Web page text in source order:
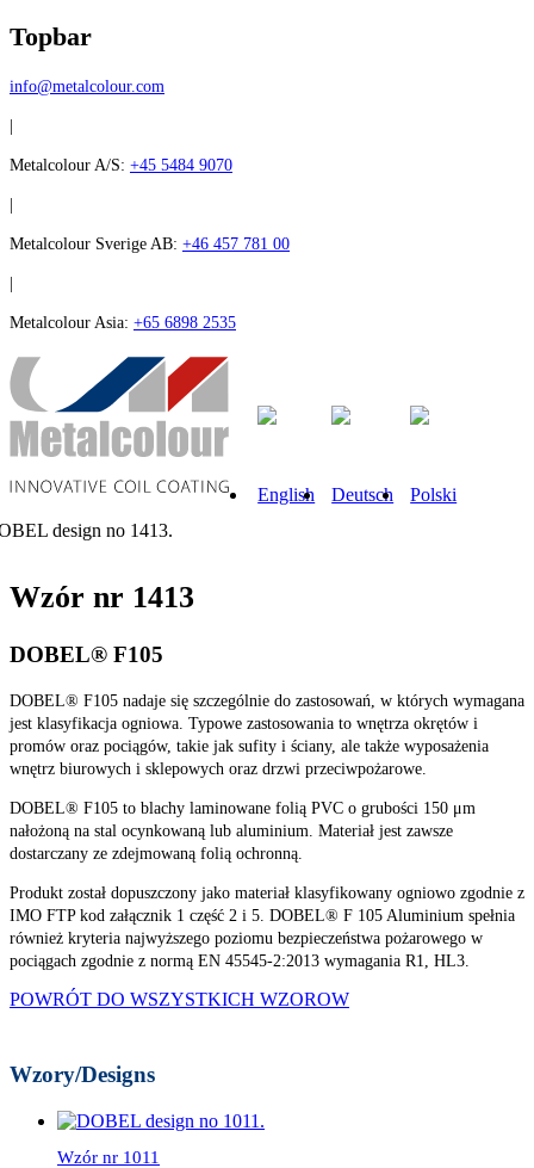
Topbar
info@metalcolour.com
|
Metalcolour A/S: +45 5484 9070
|
Metalcolour Sverige AB: +46 457 781 00
|
Metalcolour Asia: +65 6898 2535
Wzór nr 1413
DOBEL® F105
DOBEL® F105 nadaje się szczególnie do zastosowań, w których wymagana
jest klasyfikacja ogniowa. Typowe zastosowania to wnętrza okrętów i
promów oraz pociągów, takie jak sufity i ściany, ale także wyposażenia
wnętrz biurowych i sklepowych oraz drzwi przeciwpożarowe.
DOBEL® F105 to blachy laminowane folią PVC o grubości 150 μm
nałożoną na stal ocynkowaną lub aluminium. Materiał jest zawsze
dostarczany ze zdejmowaną folią ochronną.
Produkt został dopuszczony jako materiał klasyfikowany ogniowo zgodnie z
IMO FTP kod załącznik 1 część 2 i 5. DOBEL® F 105 Aluminium spełnia
również kryteria najwyższego poziomu bezpieczeństwa pożarowego w
pociągach zgodnie z normą EN 45545-2:2013 wymagania R1, HL3.
POWRÓT DO WSZYSTKICH WZOROW
Wzory/Designs
Wzór nr 1011